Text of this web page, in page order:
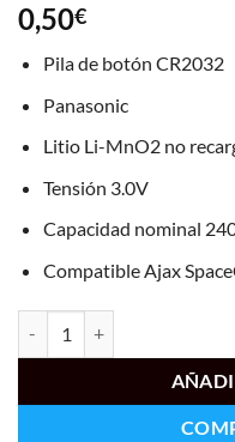
0,50€
Pila de botón CR2032
Panasonic
Litio Li-MnO2 no
Tensión 3.0V
Capacidad nominal
Compatible Ajax